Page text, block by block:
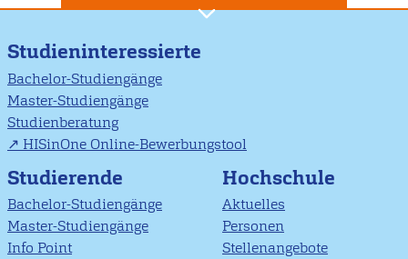
Studieninteressierte
Bachelor-Studiengänge
Master-Studiengänge
Studienberatung
HISinOne Online-Bewerbungstool
Studierende
Bachelor-Studiengänge
Master-Studiengänge
Info Point
Hochschule
Aktuelles
Personen
Stellenangebote